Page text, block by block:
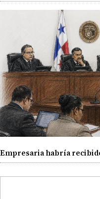
Empresaria habría